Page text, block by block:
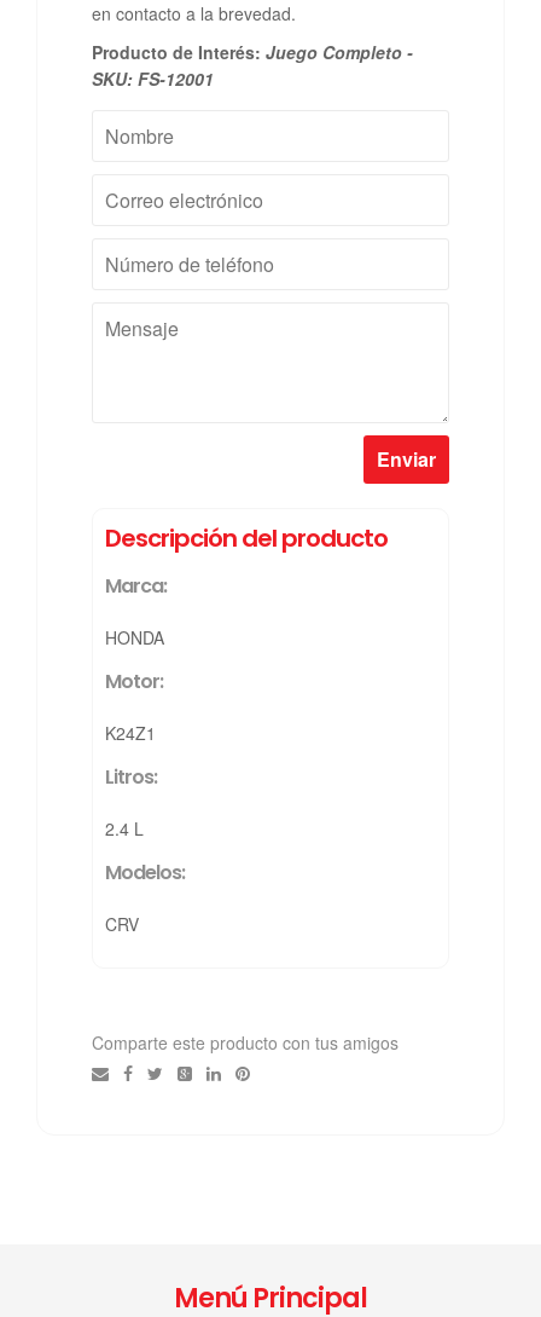
en contacto a la brevedad.
Producto de Interés: Juego Completo -
SKU: FS-12001
Nombre
Correo
electrónico
Número
de
Mensaje
Descripción del producto
Marca:
HONDA
Motor:
K24Z1
Litros:
2.4 L
Modelos:
CRV
Comparte este producto con tus amigos
Menú Principal